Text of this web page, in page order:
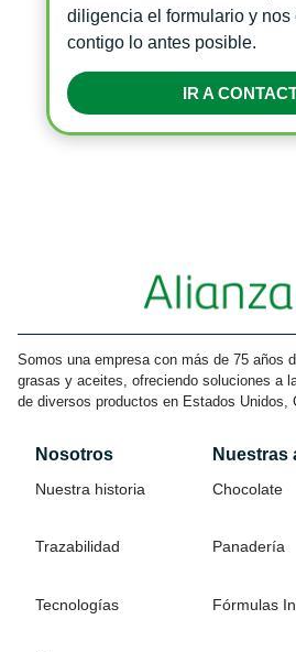
diligencia el formulario y nos
contigo lo antes posible.
IR A
Somos una empresa con más de 75 años
grasas y aceites, ofreciendo soluciones a
de diversos productos en Estados Unidos,
Nosotros
Nuestra historia
Trazabilidad
Tecnologías
Nuestras
Chocolate
Panadería
Fórmulas